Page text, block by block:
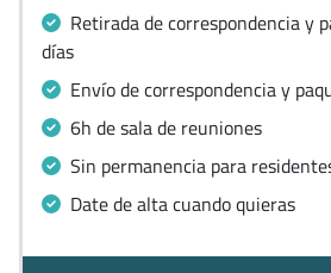
Retirada de correspondencia y
días
Envío de correspondencia y
6h de sala de reuniones
Sin permanencia para
Date de alta cuando quieras